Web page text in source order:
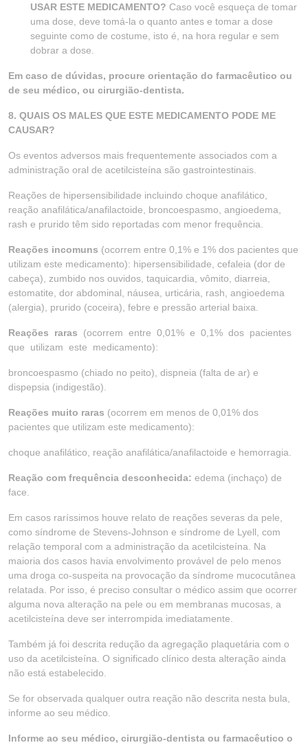
USAR ESTE MEDICAMENTO? Caso você esqueça de tomar
uma dose, deve tomá-la o quanto antes e tomar a dose
seguinte como de costume, isto é, na hora regular e sem
dobrar a dose.
Em caso de dúvidas, procure orientação do farmacêutico ou
de seu médico, ou cirurgião-dentista.
8. QUAIS OS MALES QUE ESTE MEDICAMENTO PODE ME
CAUSAR?
Os eventos adversos mais frequentemente associados com a
administração oral de acetilcisteína são gastrointestinais.
Reações de hipersensibilidade incluindo choque anafilático,
reação anafilática/anafilactoide, broncoespasmo, angioedema,
rash e prurido têm sido reportadas com menor frequência.
Reações incomuns (ocorrem entre 0,1% e 1% dos pacientes que
utilizam este medicamento): hipersensibilidade, cefaleia (dor de
cabeça), zumbido nos ouvidos, taquicardia, vômito, diarreia,
estomatite, dor abdominal, náusea, urticária, rash, angioedema
(alergia), prurido (coceira), febre e pressão arterial baixa.
Reações raras (ocorrem entre 0,01% e 0,1% dos pacientes
que utilizam este medicamento):
broncoespasmo (chiado no peito), dispneia (falta de ar) e
dispepsia (indigestão).
Reações muito raras (ocorrem em menos de 0,01% dos
pacientes que utilizam este medicamento):
choque anafilático, reação anafilática/anafilactoide e hemorragia.
Reação com frequência desconhecida: edema (inchaço) de
face.
Em casos raríssimos houve relato de reações severas da pele,
como síndrome de Stevens-Johnson e síndrome de Lyell, com
relação temporal com a administração da acetilcisteína. Na
maioria dos casos havia envolvimento provável de pelo menos
uma droga co-suspeita na provocação da síndrome mucocutânea
relatada. Por isso, é preciso consultar o médico assim que ocorrer
alguma nova alteração na pele ou em membranas mucosas, a
acetilcisteína deve ser interrompida imediatamente.
Também já foi descrita redução da agregação plaquetária com o
uso da acetilcisteína. O significado clínico desta alteração ainda
não está estabelecido.
Se for observada qualquer outra reação não descrita nesta bula,
informe ao seu médico.
Informe ao seu médico, cirurgião-dentista ou farmacêutico o